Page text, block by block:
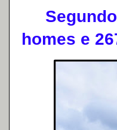
Segundo
homes e